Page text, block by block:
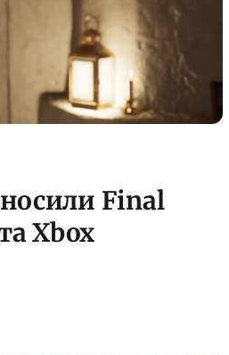
Final
Xbox